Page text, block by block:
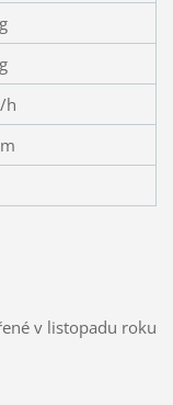
h
v listopadu roku